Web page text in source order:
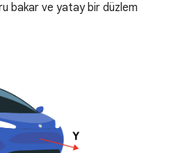
bakar ve yatay bir düzlem